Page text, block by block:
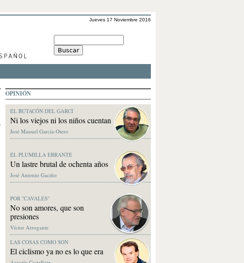
Jueves 17 Noviembre 2016
OPINIÓN
EL BUTACÓN DEL GARCI
Ni los viejos ni los niños cuentan
José Manuel García-Otero
EL PLUMILLA ERRANTE
Un lastre brutal de ochenta años
José Antonio Gaciño
POR "CAVALES"
No son amores, que son
presiones
Víctor Arrogante
LAS COSAS COMO SON
El ciclismo ya no es lo que era